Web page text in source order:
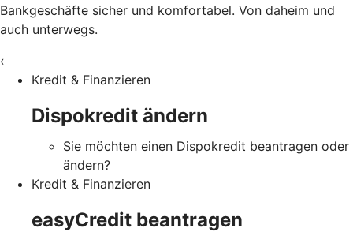
Bankgeschäfte sicher und komfortabel. Von daheim und
auch unterwegs.
‹
Kredit & Finanzieren
Dispokredit ändern
Sie möchten einen Dispokredit beantragen oder
ändern?
Kredit & Finanzieren
easyCredit beantragen